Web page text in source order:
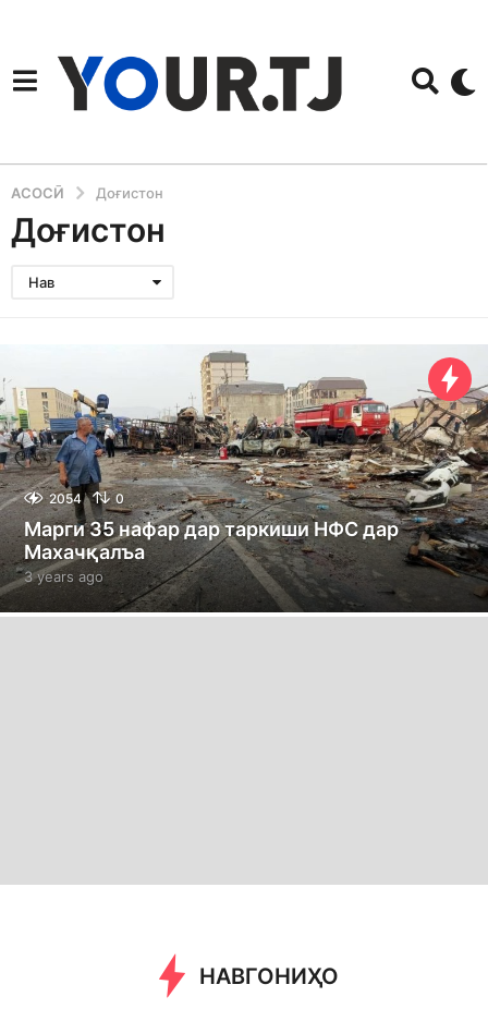
АСОСӢ Доғистон
Доғистон
Нав
2054 0
Марги 35 нафар дар таркиши НФС дар
Махачқалъа
3 years ago3
y
e
НАВГОНИҲО